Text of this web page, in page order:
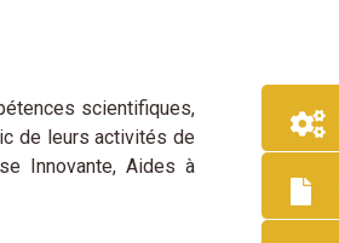
scientifiques,
de leurs activités de
Innovante, Aides à